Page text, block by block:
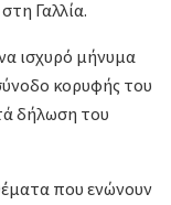
Γαλλία.
ισχυρό μήνυμα
κορυφής του
δήλωση του
που ενώνουν